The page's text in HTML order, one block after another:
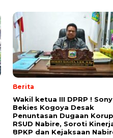
Berita
Wakil ketua III DPRP ! Sony
Bekies Kogoya Desak
Penuntasan Dugaan
RSUD Nabire, Soroti
BPKP dan Kejaksaan